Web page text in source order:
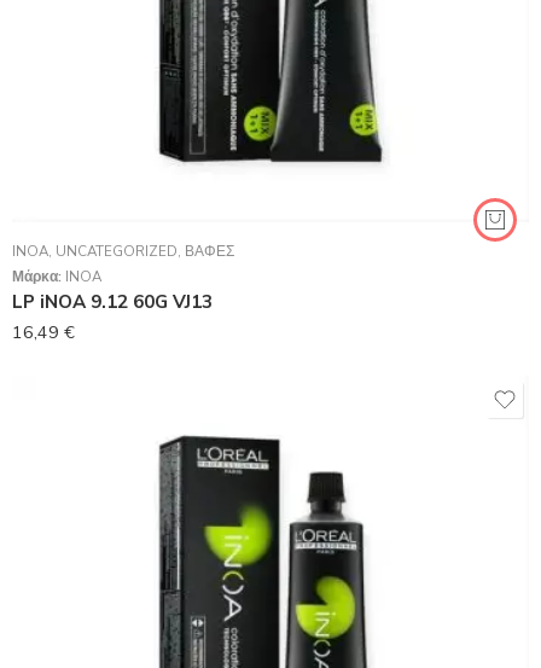
INOA, UNCATEGORIZED, ΒΑΦΈΣ
Μάρκα: INOA
LP iNOA 9.12 60G VJ13
16,49 €